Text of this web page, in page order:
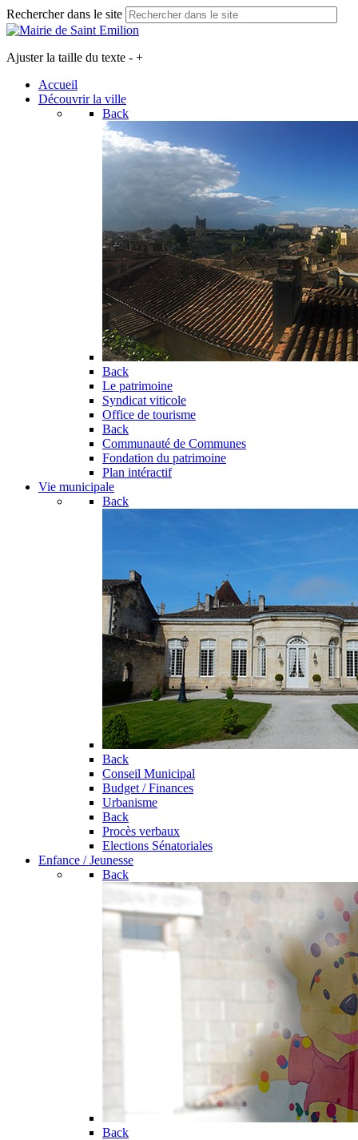
Rechercher dans le site
Ajuster la taille du texte - +
Accueil
Découvrir la ville
Back
Back
Le patrimoine
Syndicat viticole
Office de tourisme
Back
Communauté de Communes
Fondation du patrimoine
Plan intéractif
Vie municipale
Back
Back
Conseil Municipal
Budget / Finances
Urbanisme
Back
Procès verbaux
Elections Sénatoriales
Enfance / Jeunesse
Back
Back